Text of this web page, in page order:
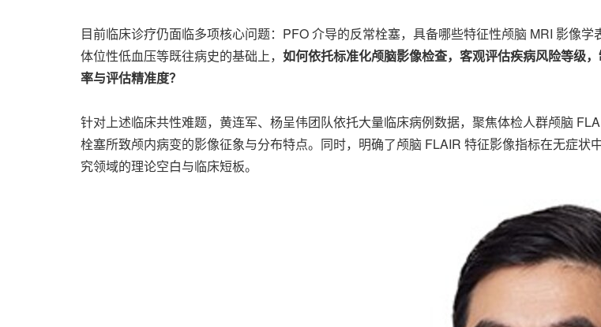
目前临床诊疗仍面临多项核心问题：PFO 介导的反常栓塞，具备哪些特征性颅脑 MRI 影像
体位性低血压等既往病史的基础上， 如何依托标准化颅脑影像检查，客观评估疾病风险等级
率与评估精准度？
针对上述临床共性难题，黄连军、杨呈伟团队依托大量临床病例数据，聚焦体检人群颅脑
栓塞所致颅内病变的影像征象与分布特点。同时，明确了颅脑 FLAIR 特征影像指标在无症
究领域的理论空白与临床短板。